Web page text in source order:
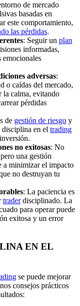
de mercado
basadas en
este comportamiento,
las pérdidas.
: Seguir un plan
informadas,
emocionales
adversas:
o caídas del mercado,
la calma, evitando
pérdidas
de gestión de riesgo y
disciplina en el trading
no exitosas: No
una gestión
a minimizar el impacto
no destruyan tu
: La paciencia es
traderdisciplinado. La
para operar puede
exitosa y un error
EN EL
se puede mejorar
consejos prácticos